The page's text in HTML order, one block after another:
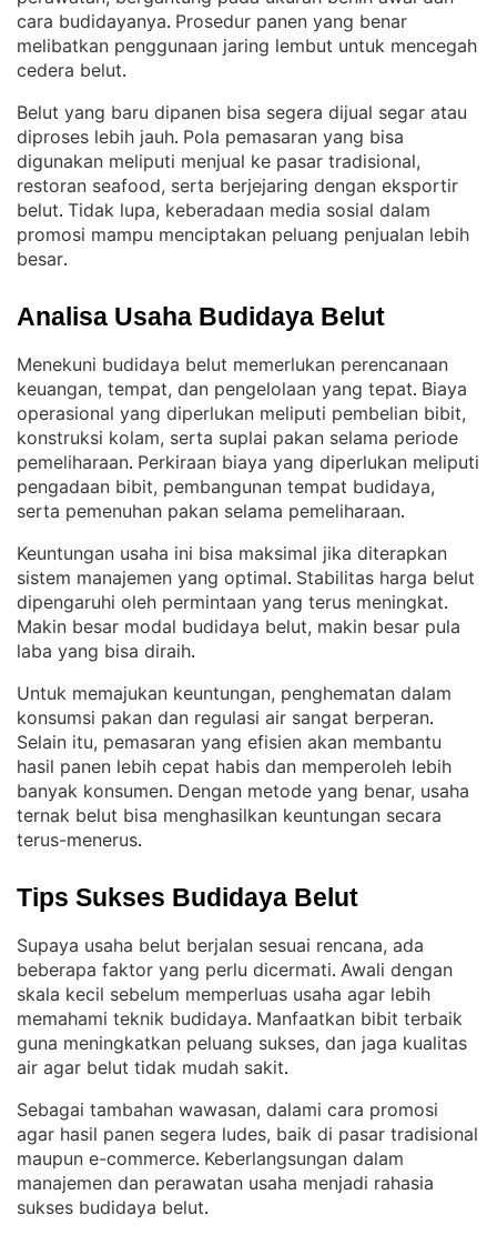
cara budidayanya. Prosedur panen yang benar
melibatkan penggunaan jaring lembut untuk mencegah
cedera belut.
Belut yang baru dipanen bisa segera dijual segar atau
diproses lebih jauh. Pola pemasaran yang bisa
digunakan meliputi menjual ke pasar tradisional,
restoran seafood, serta berjejaring dengan eksportir
belut. Tidak lupa, keberadaan media sosial dalam
promosi mampu menciptakan peluang penjualan lebih
besar.
Analisa Usaha Budidaya Belut
Menekuni budidaya belut memerlukan perencanaan
keuangan, tempat, dan pengelolaan yang tepat. Biaya
operasional yang diperlukan meliputi pembelian bibit,
konstruksi kolam, serta suplai pakan selama periode
pemeliharaan. Perkiraan biaya yang diperlukan meliputi
pengadaan bibit, pembangunan tempat budidaya,
serta pemenuhan pakan selama pemeliharaan.
Keuntungan usaha ini bisa maksimal jika diterapkan
sistem manajemen yang optimal. Stabilitas harga belut
dipengaruhi oleh permintaan yang terus meningkat
Makin besar modal budidaya belut, makin besar pula
laba yang bisa diraih.
Untuk memajukan keuntungan, penghematan dalam
konsumsi pakan dan regulasi air sangat berperan
Selain itu, pemasaran yang efisien akan membantu
hasil panen lebih cepat habis dan memperoleh lebih
banyak konsumen. Dengan metode yang benar, usaha
ternak belut bisa menghasilkan keuntungan secara
terus-menerus.
Tips Sukses Budidaya Belut
Supaya usaha belut berjalan sesuai rencana, ada
beberapa faktor yang perlu dicermati. Awali dengan
skala kecil sebelum memperluas usaha agar lebih
memahami teknik budidaya. Manfaatkan bibit terbaik
guna meningkatkan peluang sukses, dan jaga kualitas
air agar belut tidak mudah sakit.
Sebagai tambahan wawasan, dalami cara promosi
agar hasil panen segera ludes, baik di pasar tradisional
maupun e-commerce. Keberlangsungan dalam
manajemen dan perawatan usaha menjadi rahasia
sukses budidaya belut.